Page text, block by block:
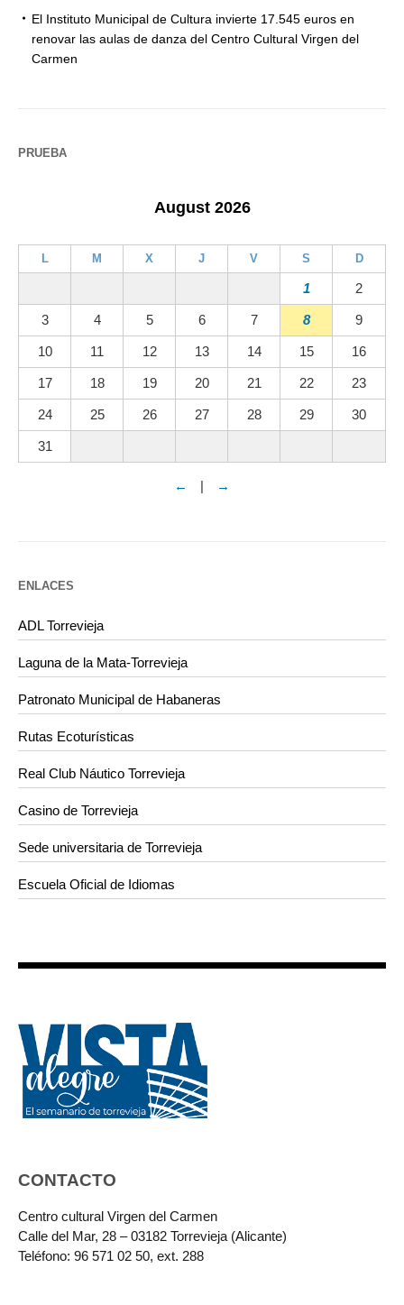
El Instituto Municipal de Cultura invierte 17.545 euros en
renovar las aulas de danza del Centro Cultural Virgen del
Carmen
PRUEBA
August 2026
L M X J V S D
1 2
3 4 5 6 7 8 9
10 11 12 13 14 15 16
17 18 19 20 21 22 23
24 25 26 27 28 29 30
31
← | →
ENLACES
ADL Torrevieja
Laguna de la Mata-Torrevieja
Patronato Municipal de Habaneras
Rutas Ecoturísticas
Real Club Náutico Torrevieja
Casino de Torrevieja
Sede universitaria de Torrevieja
Escuela Oficial de Idiomas
CONTACTO
Centro cultural Virgen del Carmen
Calle del Mar, 28 – 03182 Torrevieja (Alicante)
Teléfono: 96 571 02 50, ext. 288